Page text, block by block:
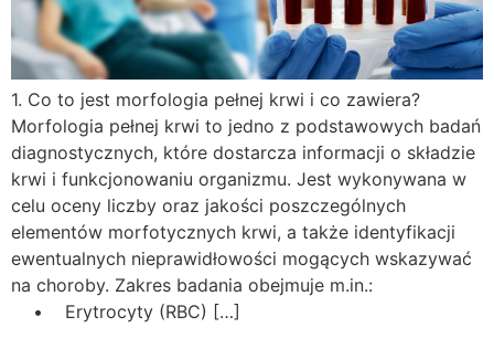
1. Co to jest morfologia pełnej krwi i co zawiera?
Morfologia pełnej krwi to jedno z podstawowych badań
diagnostycznych, które dostarcza informacji o składzie
krwi i funkcjonowaniu organizmu. Jest wykonywana w
celu oceny liczby oraz jakości poszczególnych
elementów morfotycznych krwi, a także identyfikacji
ewentualnych nieprawidłowości mogących wskazywać
na choroby. Zakres badania obejmuje m.in.:
• Erytrocyty (RBC) […]